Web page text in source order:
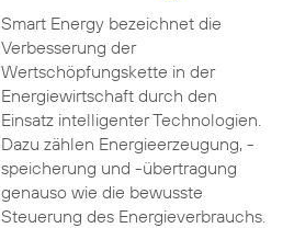
Smart Energy bezeichnet die
Verbesserung der
Wertschöpfungskette in der
Energiewirtschaft durch den
Einsatz intelligenter Technologien.
Dazu zählen Energieerzeugung, -
speicherung und -übertragung
genauso wie die bewusste
Steuerung des Energieverbrauchs.